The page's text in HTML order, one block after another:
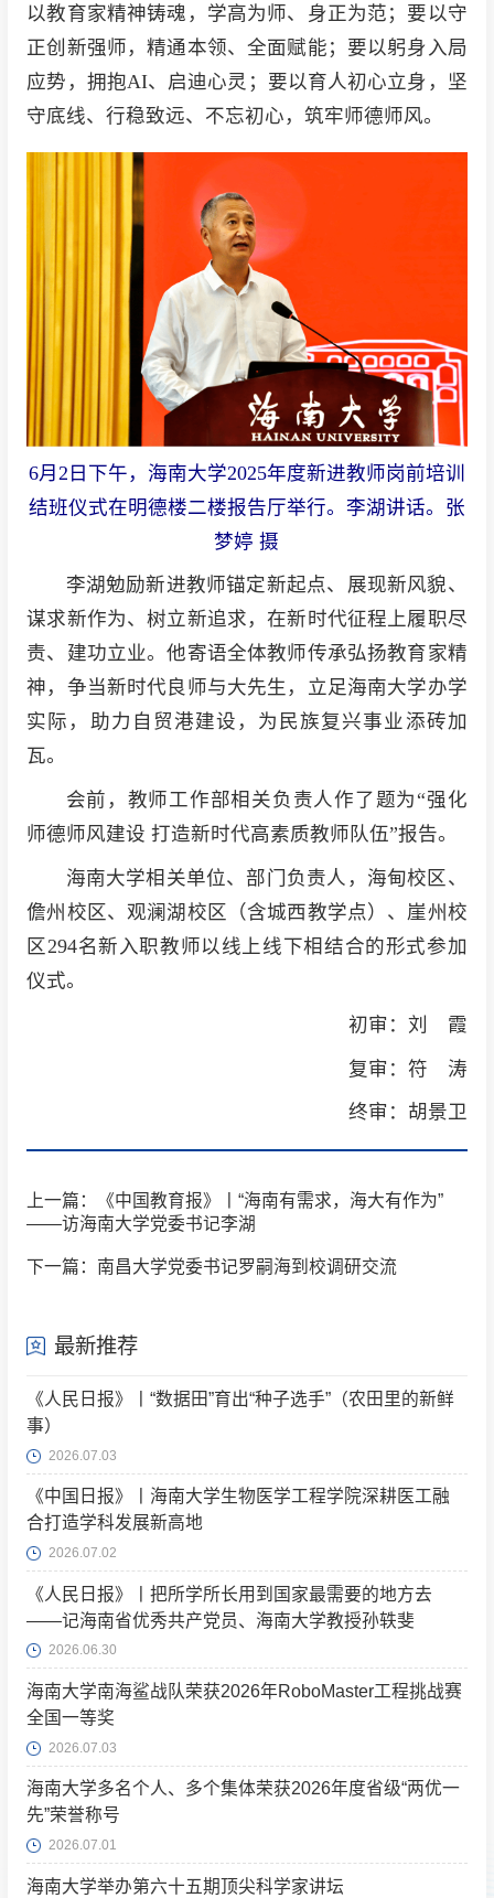
以教育家精神铸魂，学高为师、身正为范；要以守
正创新强师，精通本领、全面赋能；要以躬身入局
应势，拥抱AI、启迪心灵；要以育人初心立身，坚
守底线、行稳致远、不忘初心，筑牢师德师风。
6月2日下午，海南大学2025年度新进教师岗前培训
结班仪式在明德楼二楼报告厅举行。李湖讲话。张
梦婷 摄
李湖勉励新进教师锚定新起点、展现新风貌、
谋求新作为、树立新追求，在新时代征程上履职尽
责、建功立业。他寄语全体教师传承弘扬教育家精
神，争当新时代良师与大先生，立足海南大学办学
实际，助力自贸港建设，为民族复兴事业添砖加
瓦。
会前，教师工作部相关负责人作了题为“强化
师德师风建设 打造新时代高素质教师队伍”报告。
海南大学相关单位、部门负责人，海甸校区、
儋州校区、观澜湖校区（含城西教学点）、崖州校
区294名新入职教师以线上线下相结合的形式参加
仪式。
初审：刘 霞
复审：符 涛
终审：胡景卫
上一篇：《中国教育报》丨“海南有需求，海大有作为”
——访海南大学党委书记李湖
下一篇：南昌大学党委书记罗嗣海到校调研交流
最新推荐
《人民日报》丨“数据田”育出“种子选手”（农田里的新鲜
事）
2026.07.03
《中国日报》丨海南大学生物医学工程学院深耕医工融
合打造学科发展新高地
2026.07.02
《人民日报》丨把所学所长用到国家最需要的地方去
——记海南省优秀共产党员、海南大学教授孙轶斐
2026.06.30
海南大学南海鲨战队荣获2026年RoboMaster工程挑战赛
全国一等奖
2026.07.03
海南大学多名个人、多个集体荣获2026年度省级“两优一
先”荣誉称号
2026.07.01
海南大学举办第六十五期顶尖科学家讲坛